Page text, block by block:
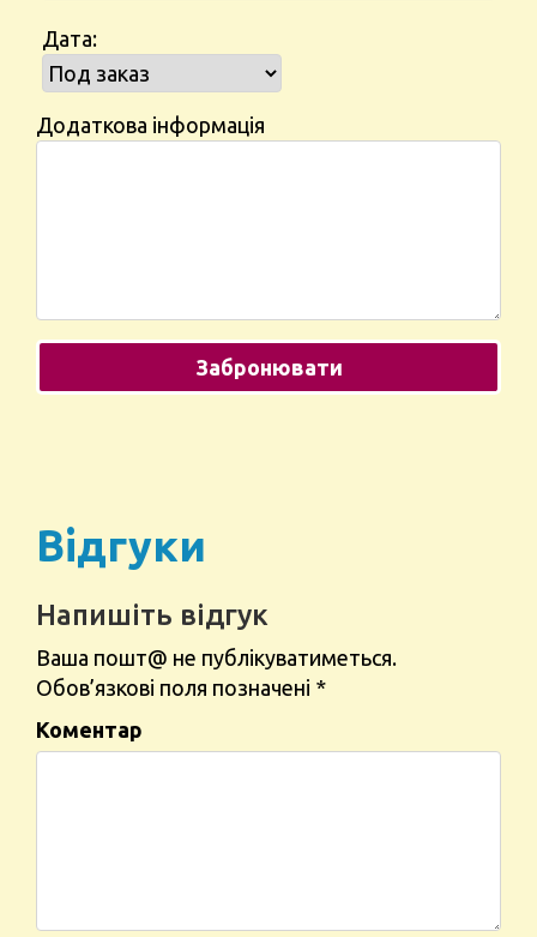
Дата:
Додаткова інформація
Відгуки
Напишіть відгук
Ваша пошт@ не публікуватиметься.
Обов’язкові поля позначені *
Коментар